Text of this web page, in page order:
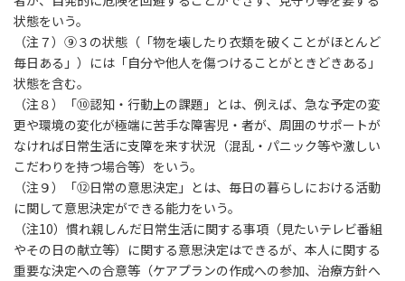
状態をいう。
（注７）⑨３の状態（「物を壊したり衣類を破くことがほとんど
毎日ある」）には「自分や他人を傷つけることがときどきある」
状態を含む。
（注８）
「⑩認知・行動上の課題」とは、例えば、急な予定の変
更や環境の変化が極端に苦手な障害児・者が、周囲のサポートが
なければ日常生活に支障を来す状況（混乱・パニック等や激しい
こだわりを持つ場合等）をいう。
（注９）「⑫日常の意思決定」とは、毎日の暮らしにおける活動
に関して意思決定ができる能力をいう。
（注10）慣れ親しんだ日常生活に関する事項（見たいテレビ番組
やその日の献立等）に関する意思決定はできるが、本人に関する
重要な決定への合意等（ケアプランの作成への参加、治療方針へ